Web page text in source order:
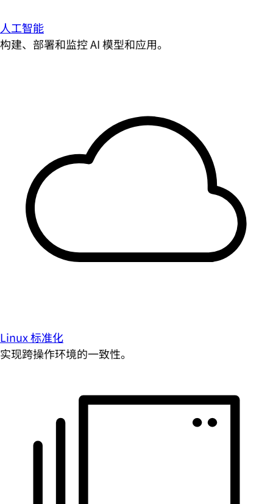
人工智能
构建、部署和监控 AI 模型和应用。
Linux 标准化
实现跨操作环境的一致性。